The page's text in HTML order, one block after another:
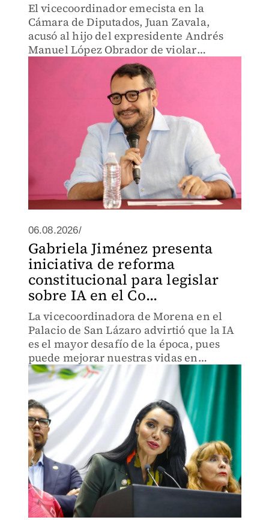
El vicecoordinador emecista en la
Cámara de Diputados, Juan Zavala,
acusó al hijo del expresidente Andrés
Manuel López Obrador de violar
sistemáticamente la ley sin la menor
06.08.2026/
Gabriela Jiménez presenta
iniciativa de reforma
constitucional para legislar
sobre IA en el Co...
La vicecoordinadora de Morena en el
Palacio de San Lázaro advirtió que la IA
es el mayor desafío de la época, pues
puede mejorar nuestras vidas en
muchos sentidos, pero también
utilizarse para causar daños.